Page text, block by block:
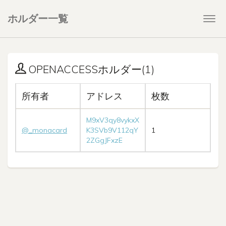
ホルダー一覧
OPENACCESSホルダー(1)
所有者 アドレス 枚数
@_monacard
M9xV3qy8vykxX
K3SVb9V112qY
2ZGgJFxzE
1